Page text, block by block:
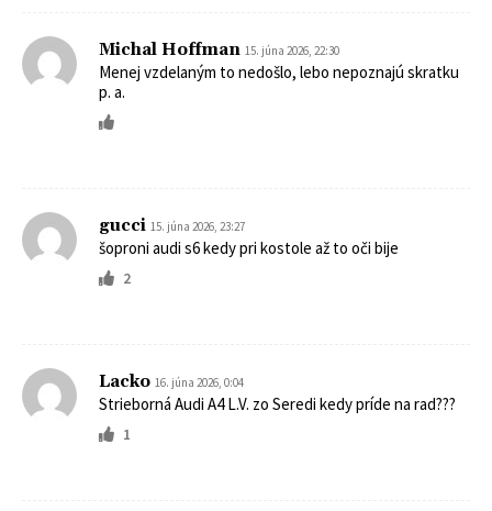
Michal Hoffman 15. júna 2026, 22:30
Menej vzdelaným to nedošlo, lebo nepoznajú skratku
p. a.
gucci 15. júna 2026, 23:27
šoproni audi s6 kedy pri kostole až to oči bije
2
Lacko 16. júna 2026, 0:04
Strieborná Audi A4 L.V. zo Seredi kedy príde na rad???
1